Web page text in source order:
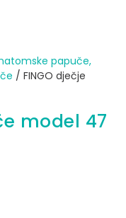
papuče,
/ FINGO dječje
model 47